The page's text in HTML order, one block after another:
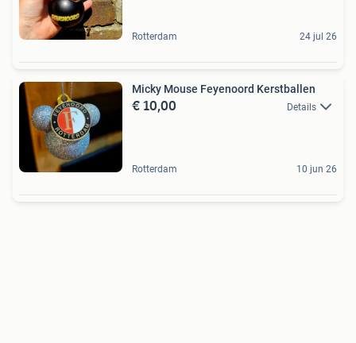
Rotterdam 24 jul 26
Micky Mouse Feyenoord Kerstballen
€ 10,00 Details
Rotterdam 10 jun 26